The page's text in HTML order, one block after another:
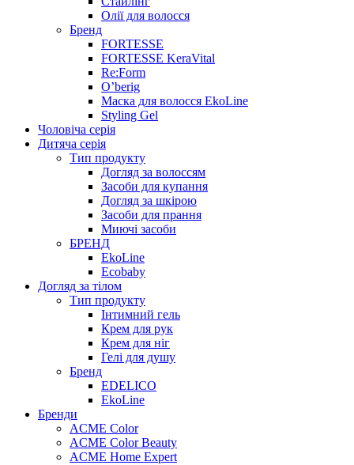
Олії для волосся
Бренд
FORTESSE
FORTESSE KeraVital
Re:Form
O’berig
Маска для волосся EkoLine
Styling Gel
Чоловіча серія
Дитяча серія
Тип продукту
Догляд за волоссям
Засоби для купання
Догляд за шкірою
Засоби для прання
Миючі засоби
БРЕНД
EkoLine
Ecobaby
Догляд за тілом
Тип продукту
Інтимний гель
Крем для рук
Крем для ніг
Гелі для душу
Бренд
EDELICO
EkoLine
Бренди
ACME Color
ACME Color Beauty
ACME Home Expert